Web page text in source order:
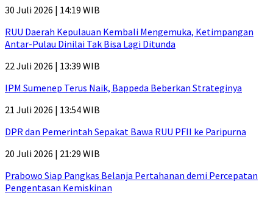
30 Juli 2026 | 14:19 WIB
RUU Daerah Kepulauan Kembali Mengemuka, Ketimpangan
Antar-Pulau Dinilai Tak Bisa Lagi Ditunda
22 Juli 2026 | 13:39 WIB
IPM Sumenep Terus Naik, Bappeda Beberkan Strateginya
21 Juli 2026 | 13:54 WIB
DPR dan Pemerintah Sepakat Bawa RUU PFII ke Paripurna
20 Juli 2026 | 21:29 WIB
Prabowo Siap Pangkas Belanja Pertahanan demi Percepatan
Pengentasan Kemiskinan